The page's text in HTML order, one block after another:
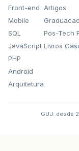
Front-end
Mobile
SQL
JavaScript
PHP
Android
Arquitetura
Artigos
Pos-Tech
Livros
GUJ: desde